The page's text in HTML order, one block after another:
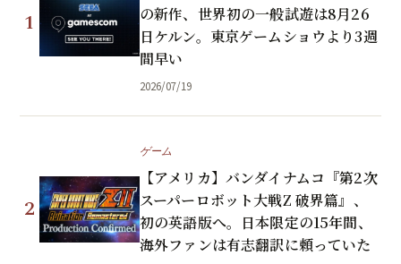
1
の新作、世界初の一般試遊は8月26
日ケルン。東京ゲームショウより3週
間早い
2026/07/19
2
ゲーム
【アメリカ】バンダイナムコ『第2次
スーパーロボット大戦Z 破界篇』、
初の英語版へ。日本限定の15年間、
海外ファンは有志翻訳に頼っていた